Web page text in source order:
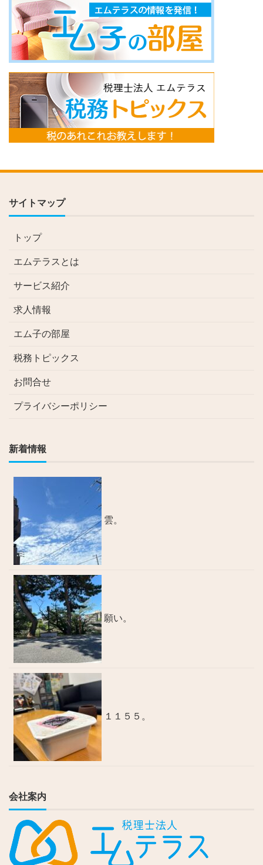
サイトマップ
トップ
エムテラスとは
サービス紹介
求人情報
エム子の部屋
税務トピックス
お問合せ
プライバシーポリシー
新着情報
雲。
願い。
１１５５。
会社案内